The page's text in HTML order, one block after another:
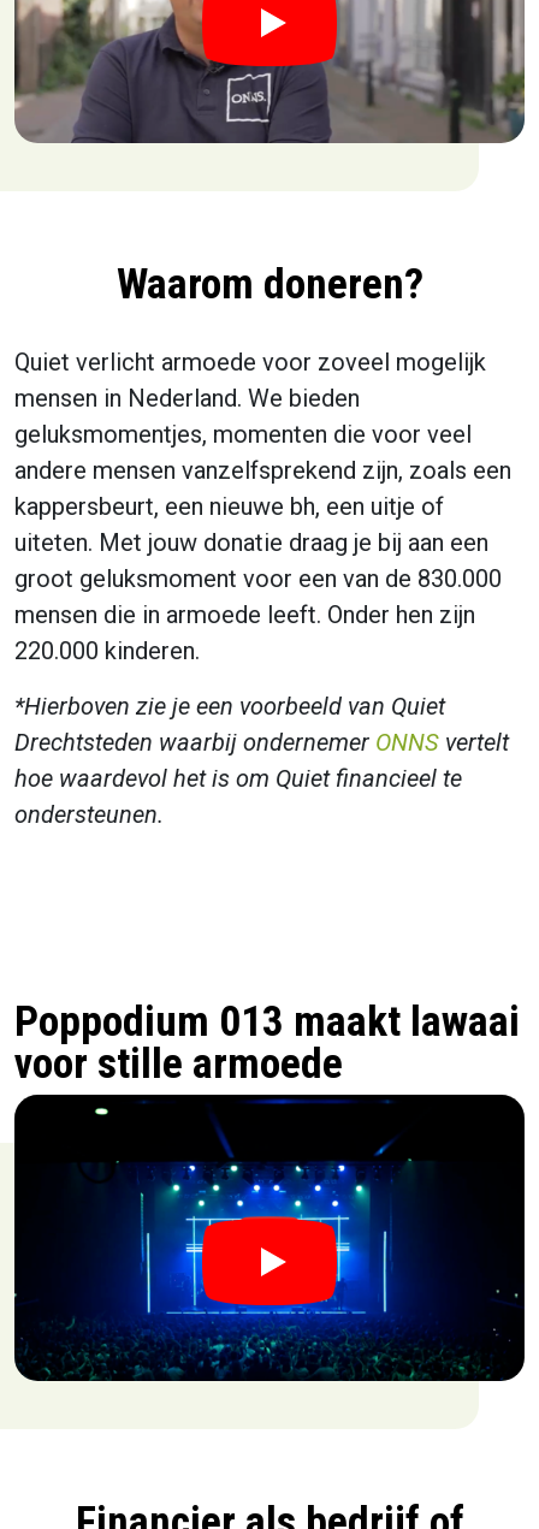
Waarom doneren?
Quiet verlicht armoede voor zoveel mogelijk
mensen in Nederland. We bieden
geluksmomentjes, momenten die voor veel
andere mensen vanzelfsprekend zijn, zoals een
kappersbeurt, een nieuwe bh, een uitje of
uiteten. Met jouw donatie draag je bij aan een
groot geluksmoment voor een van de 830.000
mensen die in armoede leeft. Onder hen zijn
220.000 kinderen.
*Hierboven zie je een voorbeeld van Quiet
Drechtsteden waarbij ondernemer ONNS vertelt
hoe waardevol het is om Quiet financieel te
ondersteunen.
Poppodium 013 maakt lawaai
voor stille armoede